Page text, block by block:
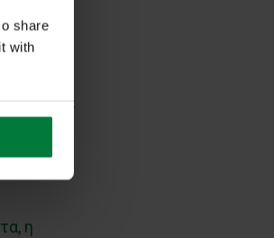
share
with
που τα
η